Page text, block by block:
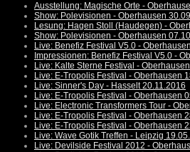
Ausstellung: Magische Orte -
Show: Polevisionen - Oberhausen
Lesung: Hagen Stoll (Haudegen) -
Show: Polevisionen - Oberhausen
Live: Benefiz Festival V5.0 -
Impressionen: Benefiz Festival V5.0 -
Live: Kalte Sterne Festival -
Live: E-Tropolis Festival - Oberhausen
Live: Sinner's Day - Hasselt 20.11.2016
Live: E-Tropolis Festival - Oberhausen
Live: Electronic Transformers Tour -
Live: E-Tropolis Festival - Oberhausen
Live: E-Tropolis Festival - Oberhausen
Live: Wave Gotik Treffen - Leipzig
Live: Devilside Festival 2012 -